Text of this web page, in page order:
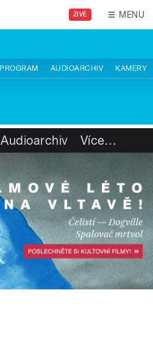
ŽIVĚ MENU
PROGRAM AUDIOARCHIV KAMERY
Audioarchiv Více…